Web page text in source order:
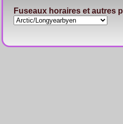
Fuseaux horaires et autres